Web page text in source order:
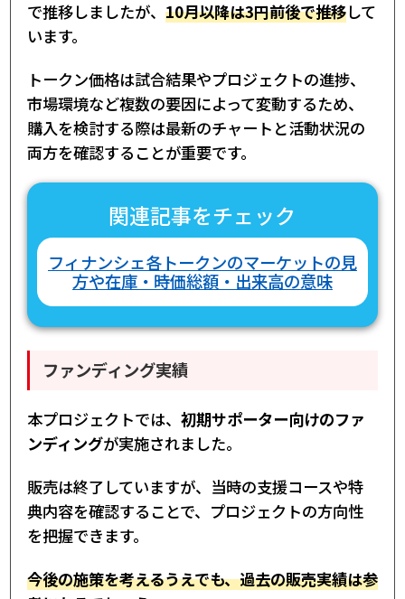
で推移しましたが、 10月以降は3円前後で推移して
います。
トークン価格は試合結果やプロジェクトの進捗、
市場環境など複数の要因によって変動するため、
購入を検討する際は最新のチャートと活動状況の
両方を確認することが重要です。
関連記事をチェック
フィナンシェ各トークンのマーケットの見
方や在庫・時価総額・出来高の意味
ファンディング実績
本プロジェクトでは、 初期サポーター向けのファ
ンディングが実施されました。
販売は終了していますが、当時の支援コースや特
典内容を確認することで、プロジェクトの方向性
を把握できます。
今後の施策を考えるうえでも、過去の販売実績は参